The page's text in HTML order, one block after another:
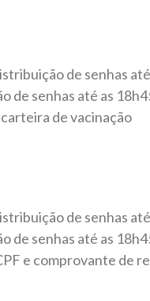
de senhas
de senhas até as
de vacinação
de senhas
de senhas até as
e comprovante de